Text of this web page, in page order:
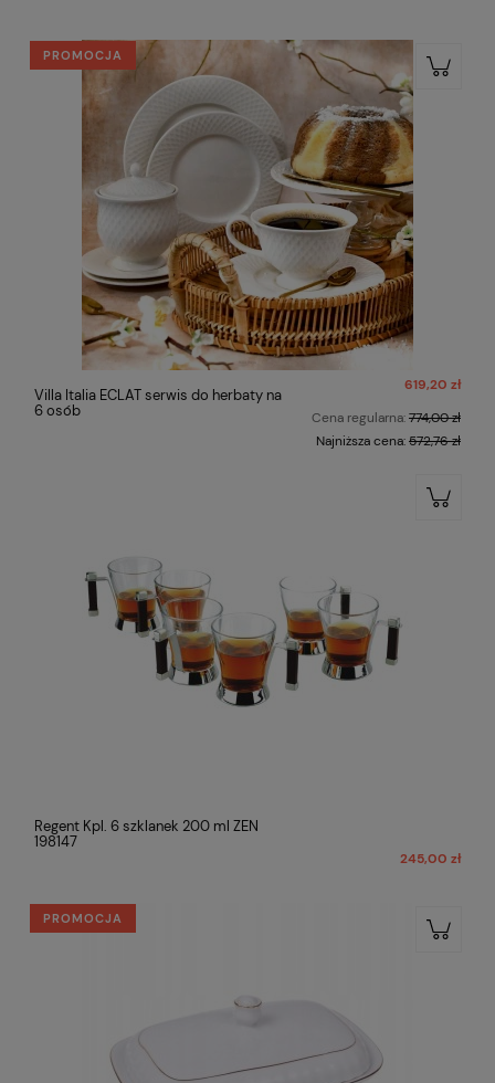
Villa Italia ECLAT serwis do herbaty na
6 osób
619,20 zł
Cena regularna:774,00 zł
Najniższa cena:572,76 zł
PROMOCJA
Regent Kpl. 6 szklanek 200 ml ZEN
198147
245,00 zł
PROMOCJA